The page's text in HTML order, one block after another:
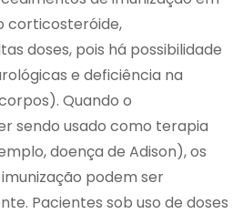
corticosteróide,
doses, pois há possibilidade
e deficiência na
Quando o
sendo usado como terapia
doença de Adison), os
podem ser
Pacientes sob uso de doses